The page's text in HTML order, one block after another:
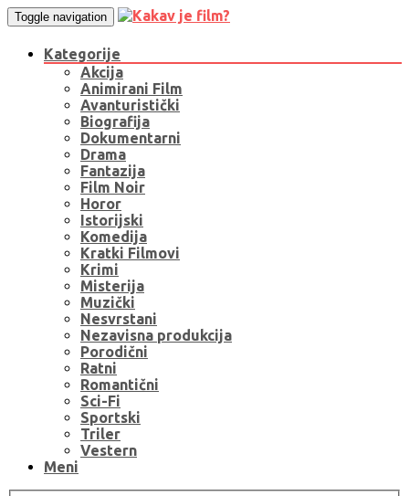
Toggle navigation
Kategorije
Akcija
Animirani Film
Avanturistički
Biografija
Dokumentarni
Drama
Fantazija
Film Noir
Horor
Istorijski
Komedija
Kratki Filmovi
Krimi
Misterija
Muzički
Nesvrstani
Nezavisna produkcija
Porodični
Ratni
Romantični
Sci-Fi
Sportski
Triler
Vestern
Meni